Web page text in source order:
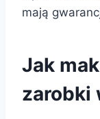
mają
Jak
zarobki